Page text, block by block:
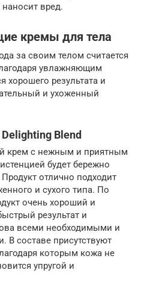
вред.
кремы для тела
за своим телом считается
увлажняющим
хорошего результата и
и ухоженный
Blend
крем с нежным и приятным
будет бережно
отлично подходит
и сухого типа. По
очень хороший и
результат и
всеми необходимыми и
составе присутствуют
которым кожа не
упругой и